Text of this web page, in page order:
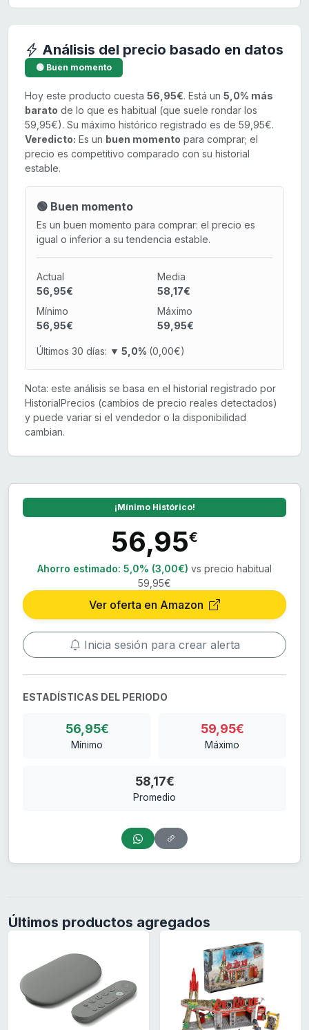
Análisis del precio basado en datos
🟢 Buen momento
Hoy este producto cuesta 56,95€. Está un 5,0% más
barato de lo que es habitual (que suele rondar los
59,95€). Su máximo histórico registrado es de 59,95€.
Veredicto: Es un buen momento para comprar; el
precio es competitivo comparado con su historial
estable.
🟢 Buen momento
Es un buen momento para comprar: el precio es
igual o inferior a su tendencia estable.
Actual
56,95€
Media
58,17€
Mínimo
56,95€
Máximo
59,95€
Últimos 30 días: ▼ 5,0% (0,00€)
Nota: este análisis se basa en el historial registrado por
HistorialPrecios (cambios de precio reales detectados)
y puede variar si el vendedor o la disponibilidad
cambian.
¡Mínimo Histórico!
56,95€
Ahorro estimado: 5,0% (3,00€) vs precio habitual
59,95€
Ver oferta en Amazon
Inicia sesión para crear alerta
ESTADÍSTICAS DEL PERIODO
56,95€
Mínimo
59,95€
Máximo
58,17€
Promedio
Últimos productos agregados